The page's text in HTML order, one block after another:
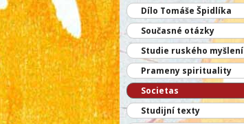
Dílo Tomáše Špidlíka
Současné otázky
Studie ruského myšlení
Prameny spirituality
Societas
Studijní texty